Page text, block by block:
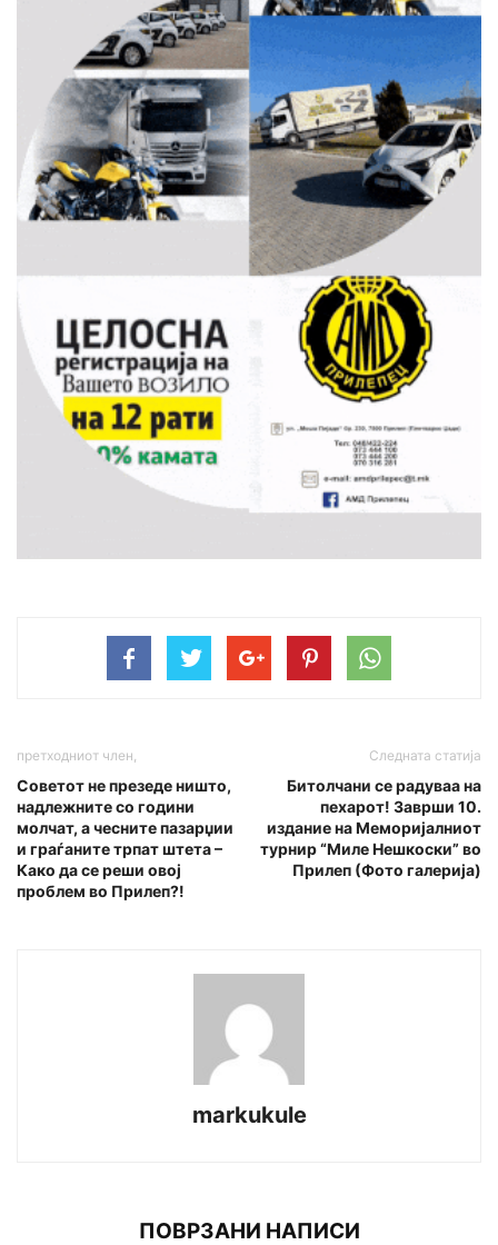
претходниот член,
Советот не презеде ништо,
надлежните со години
молчат, а чесните пазарџии
и граѓаните трпат штета –
Како да се реши овој
проблем во Прилеп?!
Следната статија
Битолчани се радуваа на
пехарот! Заврши 10.
издание на Меморијалниот
турнир “Миле Нешкоски” во
Прилеп (Фото галерија)
markukule
ПОВРЗАНИ НАПИСИ